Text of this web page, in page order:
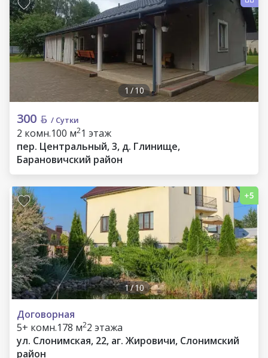
1 /10
300 / Сутки
2 комн.100 м21 этаж
пер. Центральный, 3, д. Глинище,
Барановичский район
1/10
Договорная
5+ комн.178 м22 этажа
ул. Слонимская, 22, аг. Жировичи, Слонимский
район